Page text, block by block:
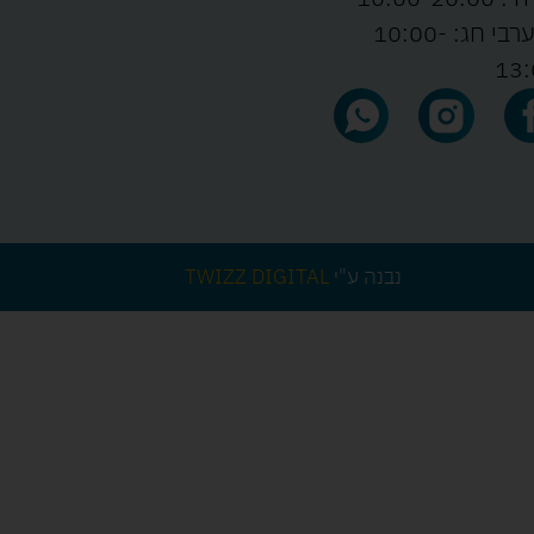
ו' וערבי חג: 10:00-
נבנה ע"יTWIZZ DIGITAL